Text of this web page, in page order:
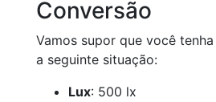
Conversão
Vamos supor que você tenha
a seguinte situação:
Lux: 500 lx